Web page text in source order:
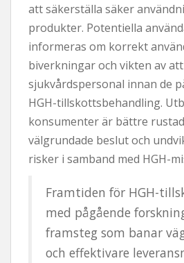
att säkerställa säker
produkter. Potentiella
informeras om korrekt
biverkningar och vikten av
sjukvårdspersonal innan de
HGH-tillskottsbehandling.
konsumenter är bättre
välgrundade beslut och
risker i samband med HGH-
Framtiden för HGH-
med pågående
framsteg som banar
och effektivare